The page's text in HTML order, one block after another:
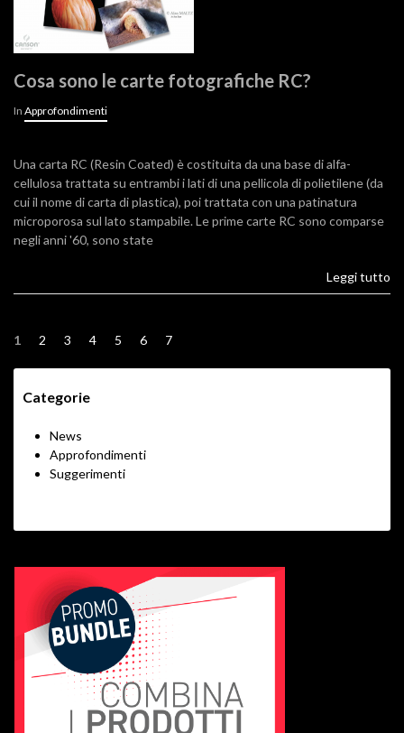
Cosa sono le carte fotografiche RC?
In Approfondimenti
Una carta RC (Resin Coated) è costituita da una base di alfa-
cellulosa trattata su entrambi i lati di una pellicola di polietilene (da
cui il nome di carta di plastica), poi trattata con una patinatura
microporosa sul lato stampabile. Le prime carte RC sono comparse
negli anni '60, sono state
Leggi tutto
1 2 3 4 5 6 7
Categorie
News
Approfondimenti
Suggerimenti